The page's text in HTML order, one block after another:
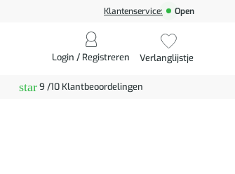
Klantenservice: Open
Login / Registreren Verlanglijstje
star9 /10 Klantbeoordelingen